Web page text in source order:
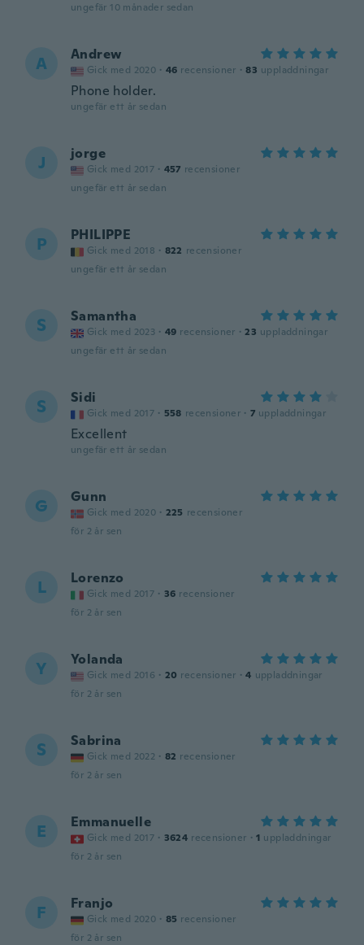
ungefär 10 månader sedan
A Andrew
Gick med 2020 · 46 recensioner · 83 uppladdningar
Phone holder.
ungefär ett år sedan
J jorge
Gick med 2017 · 457 recensioner
ungefär ett år sedan
P PHILIPPE
Gick med 2018 · 822 recensioner
ungefär ett år sedan
S Samantha
Gick med 2023 · 49 recensioner · 23 uppladdningar
ungefär ett år sedan
S Sidi
Gick med 2017 · 558 recensioner · 7 uppladdningar
Excellent
ungefär ett år sedan
G Gunn
Gick med 2020 · 225 recensioner
för 2 år sen
L Lorenzo
Gick med 2017 · 36 recensioner
för 2 år sen
Y Yolanda
Gick med 2016 · 20 recensioner · 4 uppladdningar
för 2 år sen
S Sabrina
Gick med 2022 · 82 recensioner
för 2 år sen
E Emmanuelle
Gick med 2017 · 3624 recensioner · 1 uppladdningar
för 2 år sen
F Franjo
Gick med 2020 · 85 recensioner
för 2 år sen